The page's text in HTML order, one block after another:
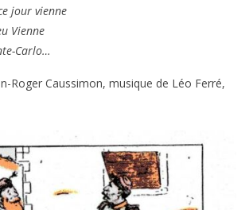
jour vienne
Vienne
Carlo…
Roger Caussimon, musique de Léo Ferré,